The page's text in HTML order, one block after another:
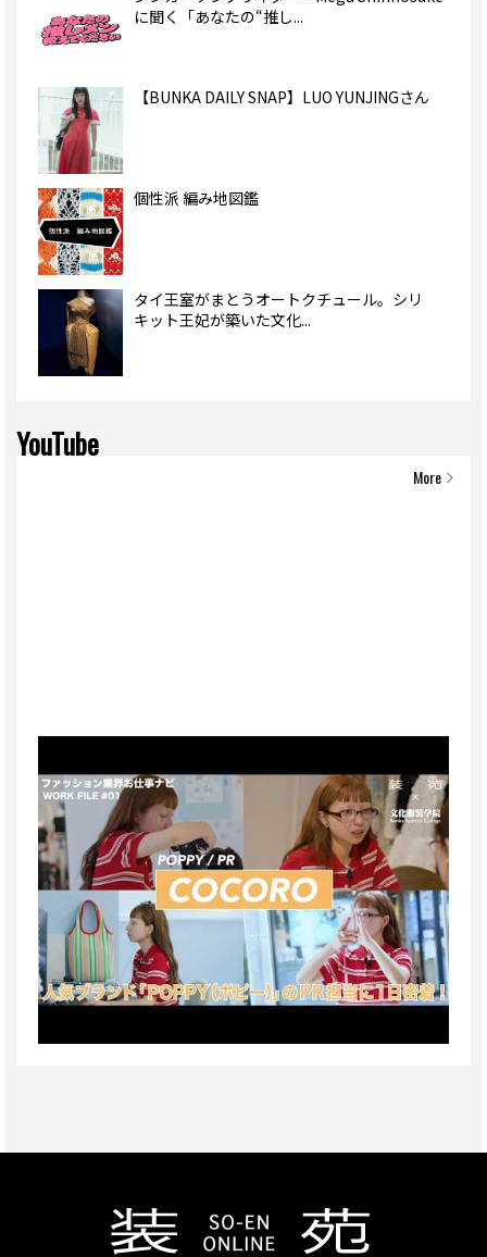
に聞く「あなたの“推し...
【BUNKA DAILY SNAP】LUO YUNJINGさん
個性派 編み地図鑑
タイ王室がまとうオートクチュール。シリ
キット王妃が築いた文化...
YouTube
More